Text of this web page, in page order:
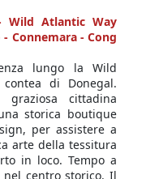
Wild Atlantic Way
Connemara - Cong
lungo la Wild
di Donegal.
cittadina
storica boutique
per assistere a
arte della tessitura
in loco. Tempo a
nel centro storico. Il